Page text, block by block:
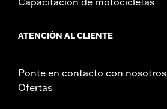
ATENCIÓN AL CLIENTE
Ponte en contacto con nosotros
Ofertas